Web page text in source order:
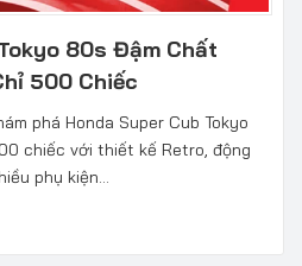
80s Đậm Chất
500 Chiếc
phá Honda Super Cub Tokyo
chiếc với thiết kế Retro, động
phụ kiện...